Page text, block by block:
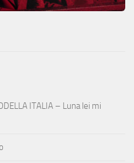
ITALIA – Luna lei mi